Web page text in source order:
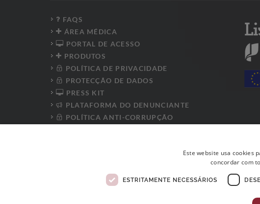
FAQS
ÁREA MÉDICA
PORTAL DE ACESSO
PRODUTOS
POLÍTICA DE PRIVACIDADE
PROTECÇÃO DE DADOS
PRESS KIT
PLATAFORMA DO DENUNCIANTE
POLÍTICA ANTI-CORRUPÇÃO
Este website usa cookies
concordar com
ESTRITAMENTE NECESSÁRIOS